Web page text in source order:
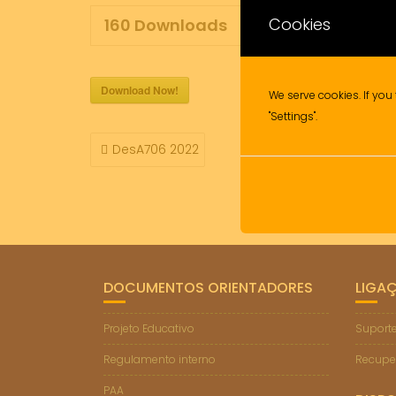
160 Downloads
Download Now!
NAVEGAÇÃO
DE DesA706 2022
DOCUMENTOS ORIENTADORES
Projeto Educativo
Regulamento interno
PAA
Cookies
We serve cookies. If
"Settings".